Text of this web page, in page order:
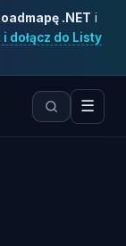
.NET i
dołącz do Listy
☰